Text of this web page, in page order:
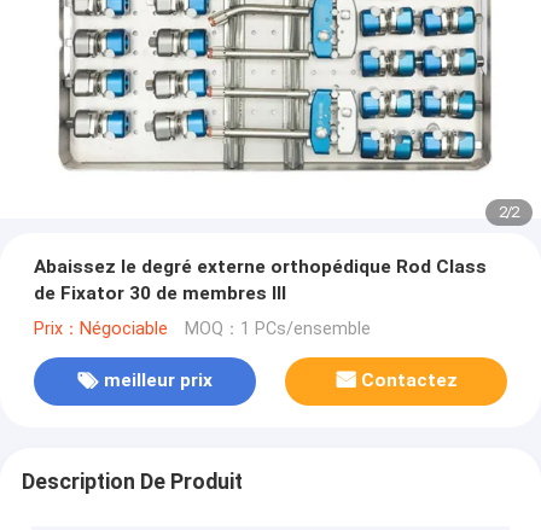
2/2
Abaissez le degré externe orthopédique Rod Class
de Fixator 30 de membres III
Prix：Négociable MOQ：1 PCs/ensemble
meilleur prix Contactez
Description De Produit